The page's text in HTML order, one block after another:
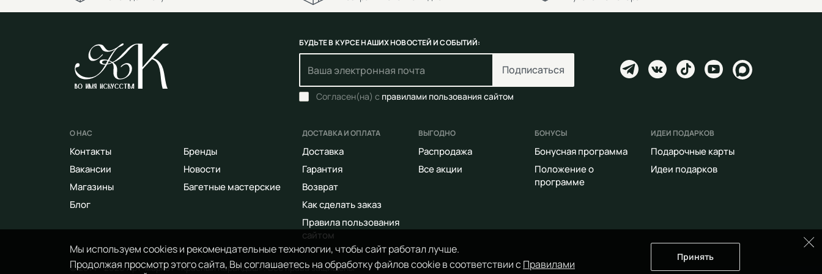
Мы используем cookies и рекомендательные технологии, чтобы сайт работал лучше.
Продолжая просмотр этого сайта, Вы соглашаетесь на обработку файлов cookie в соответствии сПравилами
Принять
БУДЬТЕ В КУРСЕ НАШИХ НОВОСТЕЙ И СОБЫТИЙ:
Подписаться
Согласен(на) с правилами пользования сайтом
О НАС
Контакты
Вакансии
Магазины
Блог
Бренды
Новости
Багетные мастерские
ДОСТАВКА И ОПЛАТА
Доставка
Гарантия
Возврат
Как сделать заказ
Правила пользования
сайтом
ВЫГОДНО
Распродажа
Все акции
БОНУСЫ
Бонусная программа
Положение о
программе
ИДЕИ ПОДАРКОВ
Подарочные карты
Идеи подарков
© 2014 - 2026 Арт-маркет «Красный Карандаш». Все права защищены